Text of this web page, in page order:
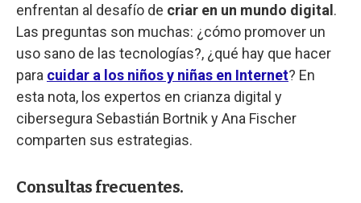
enfrentan al desafío de criar en un mundo digital .
Las preguntas son muchas: ¿cómo promover un
uso sano de las tecnologías?, ¿qué hay que hacer
para cuidar a los niños y niñas en Internet? En
esta nota, los expertos en crianza digital y
cibersegura Sebastián Bortnik y Ana Fischer
comparten sus estrategias.
Consultas frecuentes.